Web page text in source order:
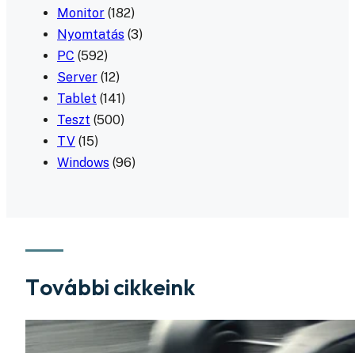
Monitor (182)
Nyomtatás (3)
PC (592)
Server (12)
Tablet (141)
Teszt (500)
TV (15)
Windows (96)
További cikkeink